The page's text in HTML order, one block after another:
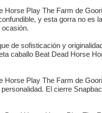
Horse Play The Farm de
y esta gorra no
ocasión.
de sofisticación y
caballo Beat Dead Horse
Horse Play The Farm de
El cierre